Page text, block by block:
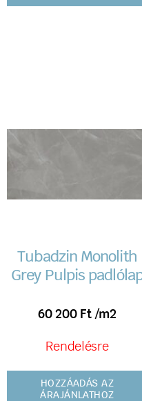
Tubadzin Monolith
Grey Pulpis
60 200 Ft /m2
Rendelésre
HOZZÁADÁS AZ
ÁRAJÁNLATHOZ